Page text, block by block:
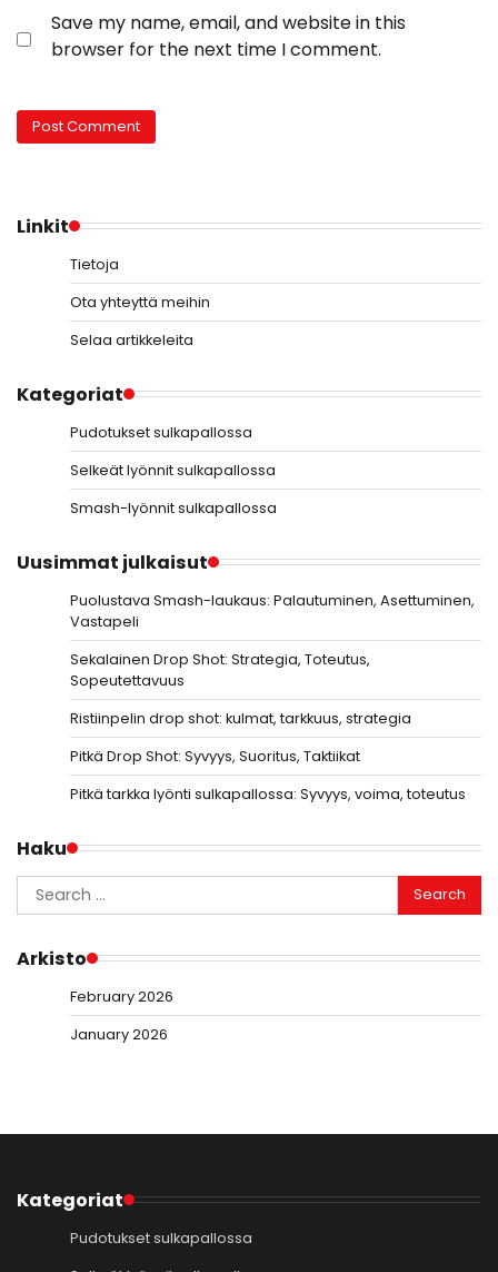
Save my name, email, and website in this
browser for the next time I comment.
Linkit
Tietoja
Ota yhteyttä meihin
Selaa artikkeleita
Kategoriat
Pudotukset sulkapallossa
Selkeät lyönnit sulkapallossa
Smash-lyönnit sulkapallossa
Uusimmat julkaisut
Puolustava Smash-laukaus: Palautuminen, Asettuminen,
Vastapeli
Sekalainen Drop Shot: Strategia, Toteutus,
Sopeutettavuus
Ristiinpelin drop shot: kulmat, tarkkuus, strategia
Pitkä Drop Shot: Syvyys, Suoritus, Taktiikat
Pitkä tarkka lyönti sulkapallossa: Syvyys, voima, toteutus
Haku
Search
for:
Arkisto
February 2026
January 2026
Kategoriat
Pudotukset sulkapallossa